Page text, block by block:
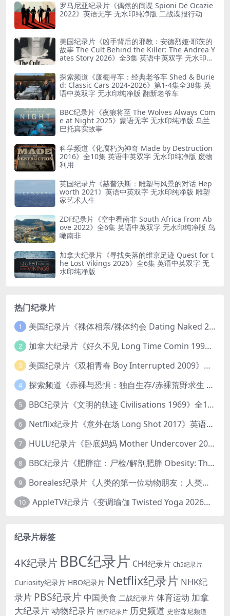
罗马尼亚纪录片《偶然的间谍 Spioni De Ocazie
2022》英语无字 无水印纯净版 二战谍报行动
美国纪录片《凶手背后的邪教：安德烈娅·耶茨的
故事 The Cult Behind the Killer: The Andrea Y
ates Story 2026》全3集 英语中英双字 无水印纯
探索频道《废棚寻车：经典老爷车 Shed & Burie
d: Classic Cars 2024-2026》第1-4集全38集 英
语中英双字 无水印纯净版 翻新老爷车
BBC纪录片《夜狼将至 The Wolves Always Com
e at Night 2025》蒙语无字 无水印纯净版 乌兰
巴托真实故事
科学频道《化腐朽为神奇 Made by Destruction
2016》全10集 英语中英双字 无水印纯净版 废物
利用
英国纪录片《赫普沃斯：雕塑与风景的对话 Hep
worth 2021》英语中英双字 无水印纯净版 雕塑
家艺术人生
ZDF纪录片《空中看南非 South Africa From Ab
ove 2022》全6集 英语中英双字 无水印纯净版 鸟
瞰南非
加拿大纪录片《寻找失落的维京足迹 Quest for t
he Lost Vikings 2026》全6集 英语中英双字 无
水印纯净版
热门纪录片
1 美国纪录片《裸体相亲/裸体约会 Dating Naked 2014-2016》第1-3季全33集 英语中英双字 无水印纯净版 1080P/MKV/85.6G 裸体相亲真人秀
2 加拿大纪录片《好久不见 Long Time Comin 1993》英语中英双字 官方纯净版 1080P/MKV/1G 女同性艺术家
3 美国纪录片《双相青春 Boy Interrupted 2009》英语中英双字 官方纯净版 1080P/MKV/1.43G 青少年躁郁症
4 探索频道《赤裸与恐惧：独自生存/赤裸荒野求生 Naked and Afraid: Solo 2023》第一季全8集 英语中英双字 官方纯净版 高码1080P/MKV/45.4G
5 BBC纪录片《文明的轨迹 Civilisations 1969》全13集 英语中英双字 高清收藏版 1080P/MKV/64.1G 西方艺术史话
6 Netflix纪录片《意外在场 Long Shot 2017》英语中字 720P/NKV/1.06GB 美国谋杀误判案件
7 HULU纪录片《卧底妈妈 Mother Undercover 2023》全4集 英语中英双字 官方纯净版 1080P/MKV/7.6G 拯救孩子
8 BBC纪录片《肥胖症：尸检/解剖肥胖 Obesity: The Post Mortem 2016》英语中英双字 无水印纯净版 1080P/MKV/1.03G
9 Boreales纪录片《人类的第一位动物朋友：人类和狗的神奇故事 Man’s First Friend 2018》英语中英双字 1080P/MP4/1.8G 狗的神奇故事
10 AppleTV纪录片《变调瑜伽 Twisted Yoga 2026》全3集 英语中英双字 无水印纯净版 1080P/MKV/10G 瑜伽大师背后的真相
纪录片标签
4K纪录片 BBC纪录片 CH4纪录片 Ch5纪录片
Curiosity纪录片 HBO纪录片 Netflix纪录片 NHK纪
录片 PBS纪录片 中国美食 二战纪录片 体育运动 加拿
大纪录片动物纪录片 医疗纪录片 历史频道 史密森尼频道